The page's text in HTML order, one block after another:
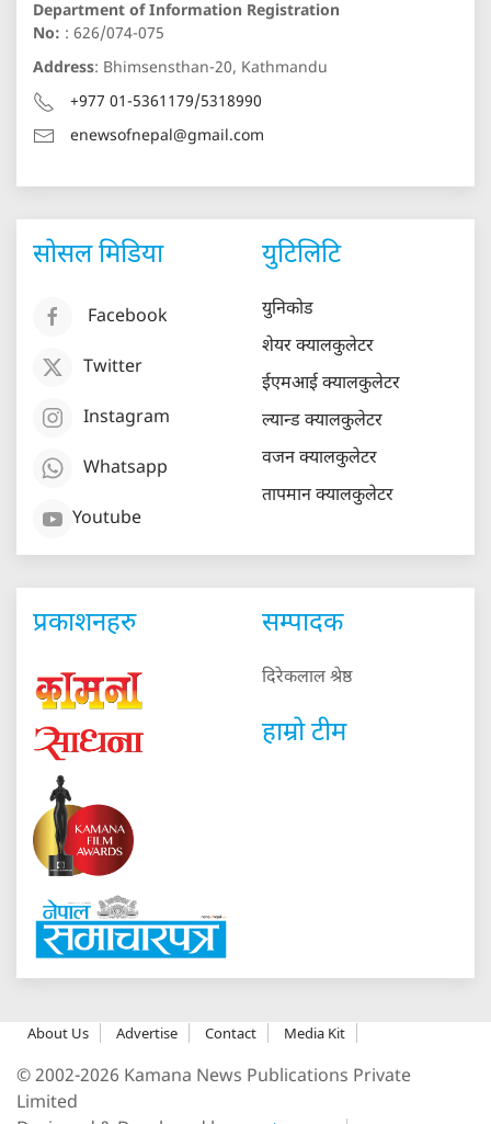
Department of Information Registration
No: : 626/074-075
Address: Bhimsensthan-20, Kathmandu
+977 01-5361179/5318990
enewsofnepal@gmail.com
सोसल मिडिया
Facebook
Twitter
Instagram
Whatsapp
Youtube
युटिलिटि
युनिकोड
शेयर क्यालकुलेटर
ईएमआई क्यालकुलेटर
ल्यान्ड क्यालकुलेटर
वजन क्यालकुलेटर
तापमान क्यालकुलेटर
प्रकाशनहरु सम्पादक
दिरेकलाल श्रेष्ठ
हाम्रो टीम
About Us Advertise Contact Media Kit
© 2002-2026 Kamana News Publications Private
Limited